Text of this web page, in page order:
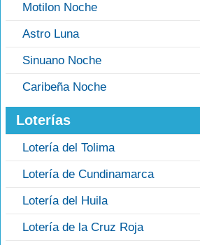
Motilon Noche
Astro Luna
Sinuano Noche
Caribeña Noche
Loterías
Lotería del Tolima
Lotería de Cundinamarca
Lotería del Huila
Lotería de la Cruz Roja